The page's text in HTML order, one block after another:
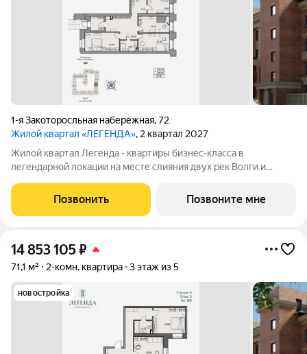
1-я Закоторосльная набережная,72
Жилой квартал «ЛЕГЕНДА», 2 квартал 2027
Жилой квартал Легенда - квартиры бизнес-класса в
легендарной локации на месте слияния двух рек Волги и
граничит с природным парком на
Позвонить Позвоните мне
14 853 105₽
71,1 м² 2-комн. квартира 3 этаж из 5
новостройка